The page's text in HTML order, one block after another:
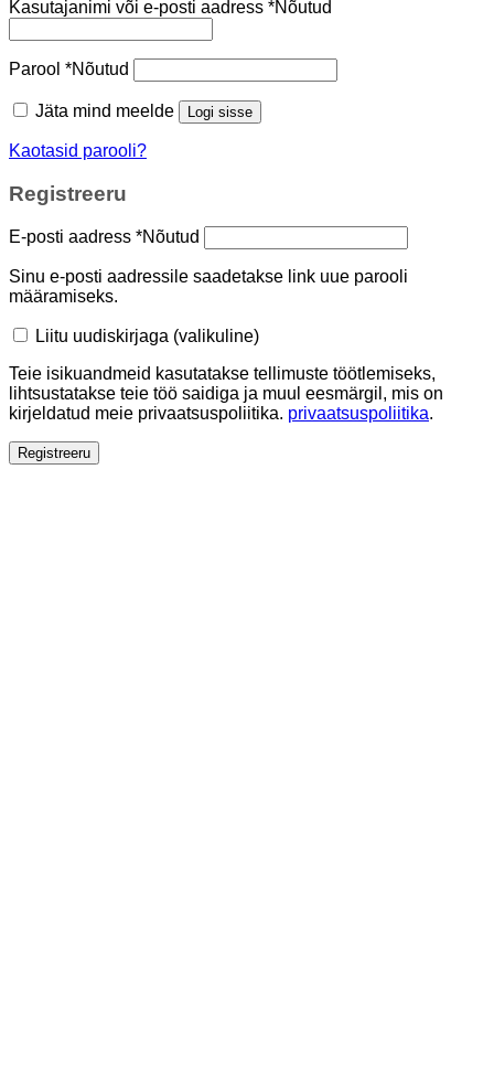
Kasutajanimi või e-posti aadress *Nõutud
Parool *Nõutud
Jäta mind meelde Logi sisse
Kaotasid parooli?
Registreeru
E-posti aadress *Nõutud
Sinu e-posti aadressile saadetakse link uue parooli
määramiseks.
Liitu uudiskirjaga (valikuline)
Teie isikuandmeid kasutatakse tellimuste töötlemiseks,
lihtsustatakse teie töö saidiga ja muul eesmärgil, mis on
kirjeldatud meie privaatsuspoliitika. privaatsuspoliitika.
Registreeru